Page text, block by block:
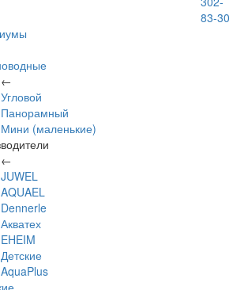
←
Угловой
Панорамный
Мини (маленькие)
←
JUWEL
AQUAEL
Dennerle
Акватех
EHEIM
Детские
AquaPlus
83-30